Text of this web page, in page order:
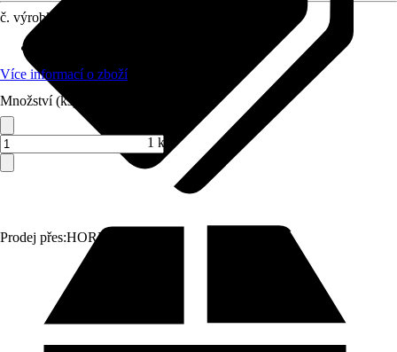
Prodej přes:HORNBACH
č. výrobku
Více informací o zboží
Množství (ks)
1 ks